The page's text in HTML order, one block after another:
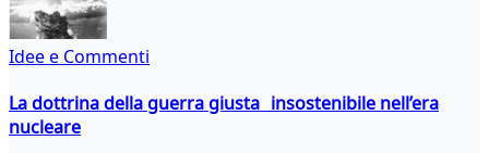
Idee e Commenti
La dottrina della guerra giusta insostenibile nell’era
nucleare